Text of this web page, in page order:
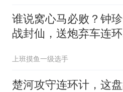
谁说窝心马必败？钟
战封仙，送炮弃车连环
上班摸鱼一级选手
楚河攻守连环计，这